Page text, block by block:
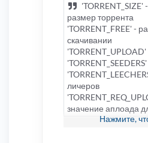
размер торрента
'TORRENT_FREE' -
скачивании
личеров
значение аплоада
торрентаНажмите,